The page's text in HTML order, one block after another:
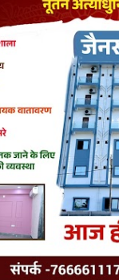
LATEST JAINISM
The Jain Monk and